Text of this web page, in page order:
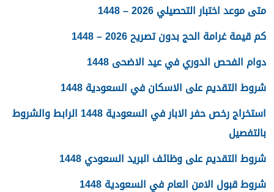
متى موعد اختبار التحصيلي 2026 – 1448
كم قيمة غرامة الحج بدون تصريح 2026 – 1448
دوام الفحص الدوري في عيد الاضحى 1448
شروط التقديم على الاسكان في السعودية 1448
استخراج رخص حفر الابار في السعودية 1448 الرابط والشروط
بالتفصيل
شروط التقديم على وظائف البريد السعودي 1448
شروط قبول الامن العام في السعودية 1448